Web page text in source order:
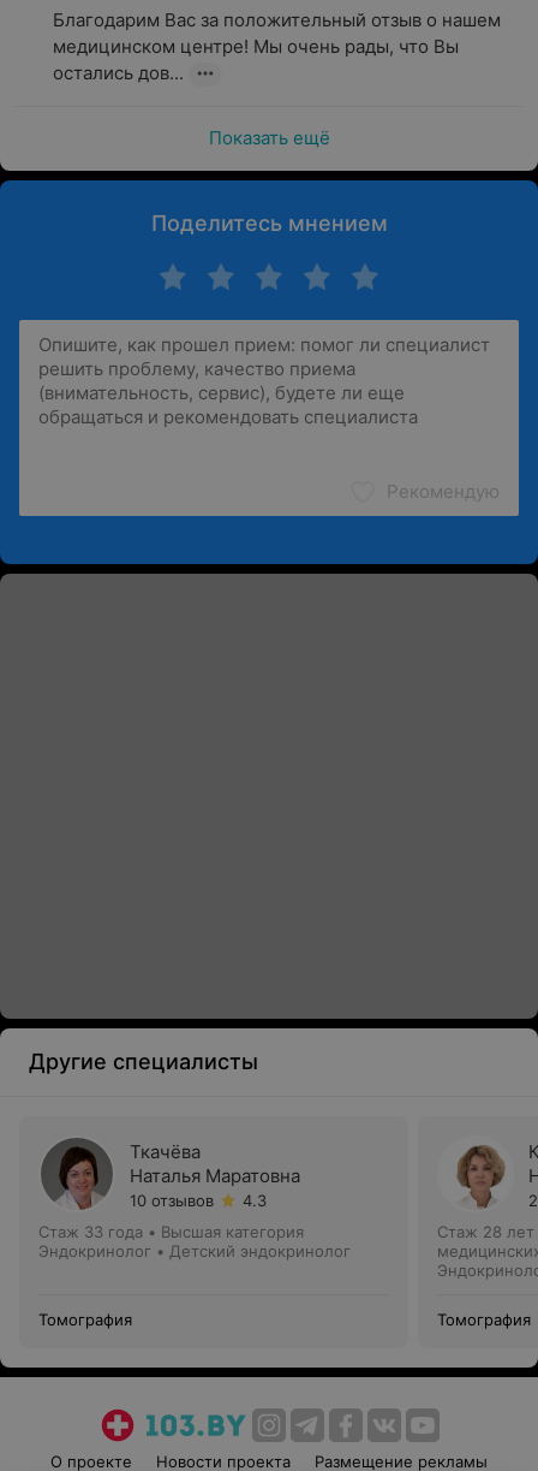
Благодарим Вас за положительный отзыв о нашем
медицинском центре! Мы очень рады, что Вы
остались дов...
Показать ещё
Поделитесь мнением
Рекомендую
Другие специалисты
Ткачёва
Наталья Маратовна
10 отзывов
4.3
Стаж 33 года • Высшая категория
Эндокринолог • Детский эндокринолог
Томография
Стаж 28 лет
Томография
О проекте Новости проекта Размещение рекламы